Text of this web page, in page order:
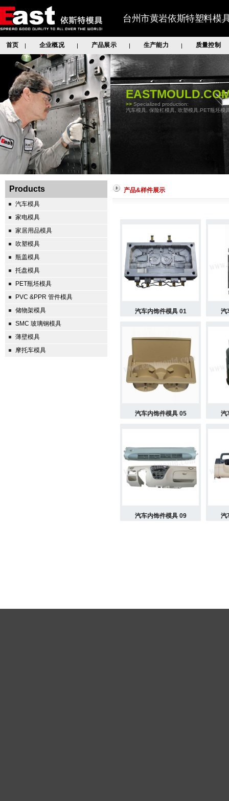
台州市黄岩依斯特塑料模
首页 | 企业概况 | 产品展示 | 生产能力 | 质量控制
>> Specialized production:
汽车模具, 保险杠模具, 吹塑模具,PET瓶坯模
Products
汽车模具
家电模具
家居用品模具
吹塑模具
瓶盖模具
托盘模具
PET瓶坯模具
PVC &PPR 管件模具
储物架模具
SMC 玻璃钢模具
薄壁模具
摩托车模具
产品&样件展示
汽车内饰件模具 01 汽
汽车内饰件模具 05 汽
汽车内饰件模具 09 汽